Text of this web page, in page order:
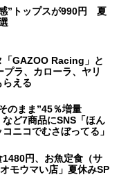
感”トップスが990円 夏
「GAZOO Racing」と
ラ、カローラ、ヤリ
らえる
のまま”45％増量
など7商品にSNS「ほん
ニコでむさぼってる」
1480円、お魚定食（サ
モウマい店」夏休みSP